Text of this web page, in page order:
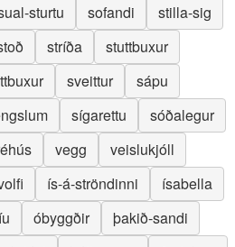
sturtu sofandi
stilla-sig
stríða
stuttbuxur
sveittur
sápu
sígarettu
sóðalegur
vegg
veislukjóll
ís-á-ströndinni
ísabella
óbyggðir
þakið-sandi